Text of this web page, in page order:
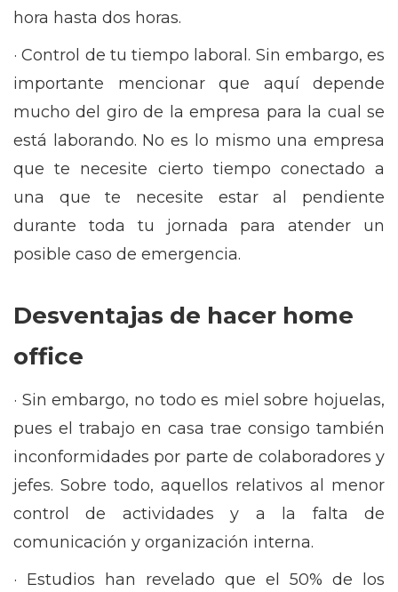
hora hasta dos horas.
· Control de tu tiempo laboral. Sin embargo, es
importante mencionar que aquí depende
mucho del giro de la empresa para la cual se
está laborando. No es lo mismo una empresa
que te necesite cierto tiempo conectado a
una que te necesite estar al pendiente
durante toda tu jornada para atender un
posible caso de emergencia.
Desventajas de hacer home
office
· Sin embargo, no todo es miel sobre hojuelas,
pues el trabajo en casa trae consigo también
inconformidades por parte de colaboradores y
jefes. Sobre todo, aquellos relativos al menor
control de actividades y a la falta de
comunicación y organización interna.
· Estudios han revelado que el 50% de los